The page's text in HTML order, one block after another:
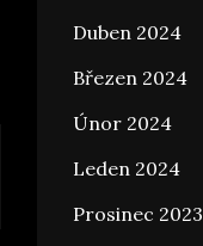
Duben 2024
Březen 2024
Únor 2024
Leden 2024
Prosinec 2023